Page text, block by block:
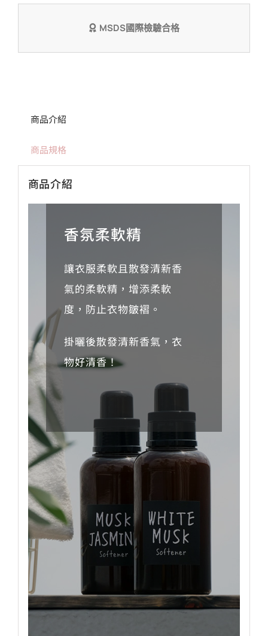
MSDS國際檢驗合格
商品介紹
商品規格
商品介紹
香氛柔軟精
讓衣服柔軟且散發清新香
氣的柔軟精，增添柔軟
度，防止衣物皺褶。
掛曬後散發清新香氣，衣
物好清香！